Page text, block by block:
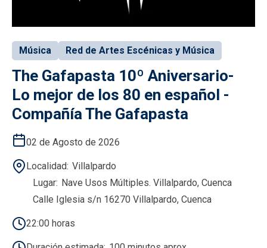
Música Red de Artes Escénicas y Música
The Gafapasta 10º Aniversario-
Lo mejor de los 80 en español -
Compañía The Gafapasta
02 de Agosto de 2026
Localidad Villalpardo
Lugar Nave Usos Múltiples. Villalpardo, Cuenca
Calle Iglesia s/n 16270 Villalpardo, Cuenca
22:00 horas